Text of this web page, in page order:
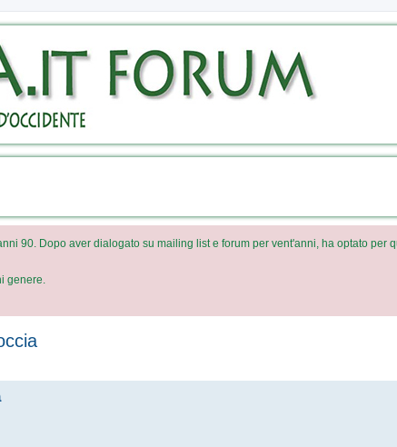
90. Dopo aver dialogato su mailing list e forum per vent'anni, ha optato per
genere.